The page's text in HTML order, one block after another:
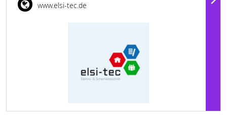
www.elsi-tec.de